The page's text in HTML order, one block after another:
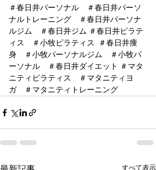
＃春日井パーソナル　＃春日井パーソ
ナルトレーニング　＃春日井パーソナ
ルジム　＃春日井ジム ＃春日井ピラテ
ィス　＃小牧ピラティス  ＃春日井痩
身　＃小牧パーソナルジム　＃小牧パ
ーソナル　＃春日井ダイエット ＃マタ
ニティピラティス　＃マタニティヨ
ガ　＃マタニティトレーニング
すべて表示